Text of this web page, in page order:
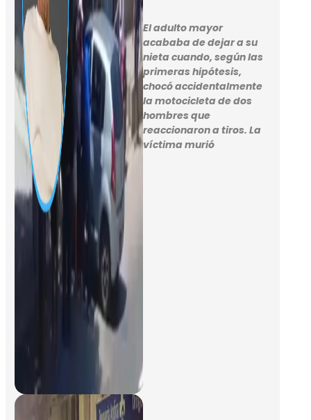
El adulto mayor
acababa de dejar a su
nieta cuando, según las
primeras hipótesis,
chocó accidentalmente
la motocicleta de dos
hombres que
reaccionaron a tiros. La
víctima murió